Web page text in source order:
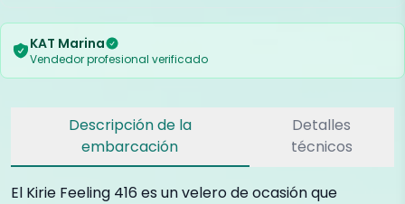
KAT Marina
Vendedor profesional verificado
Descripción de la
embarcación
Detalles
técnicos
El Kirie Feeling 416 es un velero de ocasión que